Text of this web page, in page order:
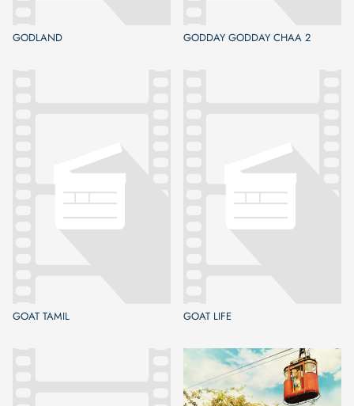
GODLAND GODDAY GODDAY CHAA 2
GOAT TAMIL GOAT LIFE